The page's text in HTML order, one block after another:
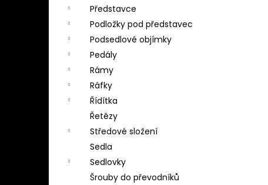
Představce
Podložky pod představec
Podsedlové objímky
Pedály
Rámy
Ráfky
Řídítka
Řetězy
Středové složení
Sedla
Sedlovky
Šrouby do převodníků